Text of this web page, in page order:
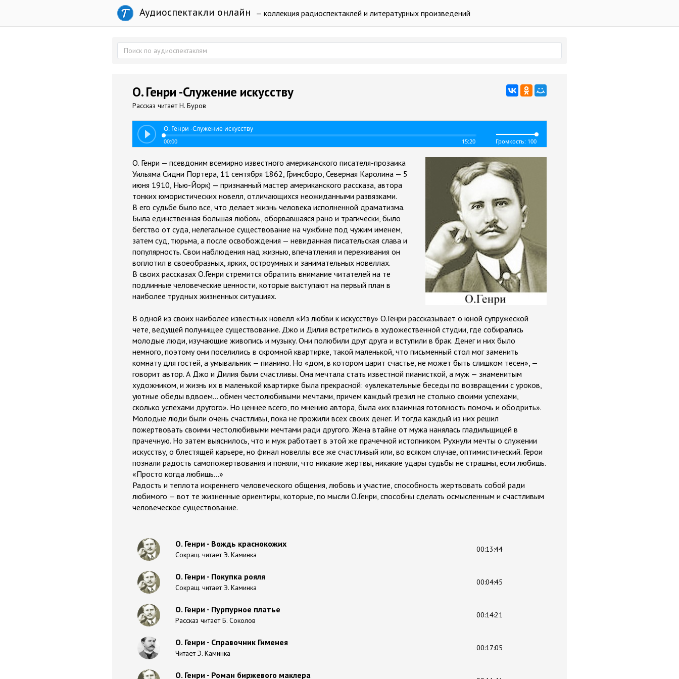
Аудиоспектакли онлайн — коллекция радиоспектаклей и литературных произведений
О. Генри -Служение искусству
Рассказ читает Н. Буров
О. Генри -Служение искусству
00:00 15:20 Громкость: 100
О. Генри — псевдоним всемирно известного американского писателя-прозаика
Уильяма Сидни Портера, 11 сентября 1862, Гринсборо, Северная Каролина — 5
июня 1910, Нью-Йорк) — признанный мастер американского рассказа, автора
тонких юмористических новелл, отличающихся неожиданными развязками.
В его судьбе было все, что делает жизнь человека исполненной драматизма.
Была единственная большая любовь, оборвавшаяся рано и трагически, было
бегство от суда, нелегальное существование на чужбине под чужим именем,
затем суд, тюрьма, а после освобождения — невиданная писательская слава и
популярность. Свои наблюдения над жизнью, впечатления и переживания он
воплотил в своеобразных, ярких, остроумных и занимательных новеллах.
В своих рассказах О.Генри стремится обратить внимание читателей на те
подлинные человеческие ценности, которые выступают на первый план в
наиболее трудных жизненных ситуациях.
В одной из своих наиболее известных новелл «Из любви к искусству» О.Генри рассказывает о юной супружеской
чете, ведущей полунищее существование. Джо и Дилия встретились в художественной студии, где собирались
молодые люди, изучающие живопись и музыку. Они полюбили друг друга и вступили в брак. Денег и них было
немного, поэтому они поселились в скромной квартирке, такой маленькой, что письменный стол мог заменить
комнату для гостей, а умывальник — пианино. Но «дом, в котором царит счастье, не может быть слишком тесен», —
говорит автор. А Джо и Дилия были счастливы. Она мечтала стать известной пианисткой, а муж — знаменитым
художником, и жизнь их в маленькой квартирке была прекрасной: «увлекательные беседы по возвращении с уроков,
уютные обеды вдвоем... обмен честолюбивыми мечтами, причем каждый грезил не столько своими успехами,
сколько успехами другого». Но ценнее всего, по мнению автора, была «их взаимная готовность помочь и ободрить».
Молодые люди были очень счастливы, пока не прожили всех своих денег. И тогда каждый из них решил
пожертвовать своими честолюбивыми мечтами ради другого. Жена втайне от мужа нанялась гладильщицей в
прачечную. Но затем выяснилось, что и муж работает в этой же прачечной истопником. Рухнули мечты о служении
искусству, о блестящей карьере, но финал новеллы все же счастливый или, во всяком случае, оптимистический. Герои
познали радость самопожертвования и поняли, что никакие жертвы, никакие удары судьбы не страшны, если любишь.
«Просто когда любишь...»
Радость и теплота искреннего человеческого общения, любовь и участие, способность жертвовать собой ради
любимого — вот те жизненные ориентиры, которые, по мысли О.Генри, способны сделать осмысленным и счастливым
человеческое существование.
О. Генри - Вождь краснокожих
Сокращ. читает Э. Каминка
00:13:44
О. Генри - Покупка рояля
Сокращ. читает Э. Каминка
00:04:45
О. Генри - Пурпурное платье
Рассказ читает Б. Соколов
00:14:21
О. Генри - Справочник Гименея
Читает Э. Каминка
00:17:05
О. Генри - Роман биржевого маклера